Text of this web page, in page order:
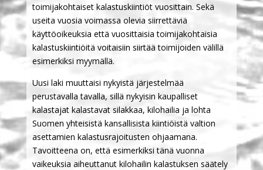
toimijakohtaiset kalastuskiintiöt vuosittain. Sekä
useita vuosia voimassa olevia siirrettäviä
käyttöoikeuksia että vuosittaisia toimijakohtaisia
kalastuskiintiöitä voitaisiin siirtää toimijoiden välillä
esimerkiksi myymällä.
Uusi laki muuttaisi nykyistä järjestelmää
perustavalla tavalla, sillä nykyisin kaupalliset
kalastajat kalastavat silakkaa, kilohailia ja lohta
Suomen yhteisistä kansallisista kiintiöistä valtion
asettamien kalastusrajoitusten ohjaamana.
Tavoitteena on, että esimerkiksi tänä vuonna
vaikeuksia aiheuttanut kilohailin kalastuksen säätely